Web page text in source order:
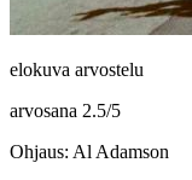
elokuva arvostelu
arvosana 2.5/5
Ohjaus: Al Adamson